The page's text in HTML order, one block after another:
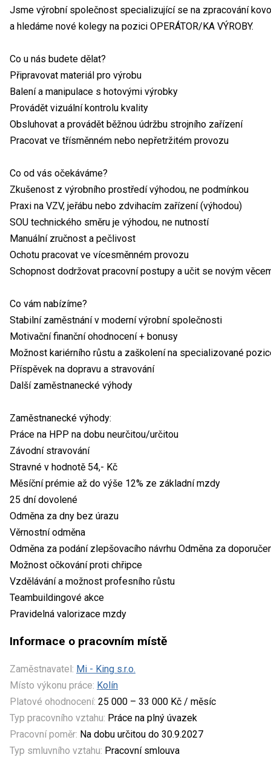
Jsme výrobní společnost specializující se na zpracování
a hledáme nové kolegy na pozici OPERÁTOR/KA VÝROBY.
Co u nás budete dělat?
Připravovat materiál pro výrobu
Balení a manipulace s hotovými výrobky
Provádět vizuální kontrolu kvality
Obsluhovat a provádět běžnou údržbu strojního zařízení
Pracovat ve třísměnném nebo nepřetržitém provozu
Co od vás očekáváme?
Zkušenost z výrobního prostředí výhodou, ne podmínkou
Praxi na VZV, jeřábu nebo zdvihacím zařízení (výhodou)
SOU technického směru je výhodou, ne nutností
Manuální zručnost a pečlivost
Ochotu pracovat ve vícesměnném provozu
Schopnost dodržovat pracovní postupy a učit se novým
Co vám nabízíme?
Stabilní zaměstnání v moderní výrobní společnosti
Motivační finanční ohodnocení + bonusy
Možnost kariérního růstu a zaškolení na specializované
Příspěvek na dopravu a stravování
Další zaměstnanecké výhody
Zaměstnanecké výhody:
Práce na HPP na dobu neurčitou/určitou
Závodní stravování
Stravné v hodnotě 54,- Kč
Měsíční prémie až do výše 12% ze základní mzdy
25 dní dovolené
Odměna za dny bez úrazu
Věrnostní odměna
Odměna za podání zlepšovacího návrhu Odměna za
Možnost očkování proti chřipce
Vzdělávání a možnost profesního růstu
Teambuildingové akce
Pravidelná valorizace mzdy
Informace o pracovním místě
Zaměstnavatel: Mi - King s.r.o.
Místo výkonu práce: Kolín
Platové ohodnocení: 25 000 – 33 000 Kč / měsíc
Typ pracovního vztahu: Práce na plný úvazek
Pracovní poměr: Na dobu určitou do 30.9.2027
Typ smluvního vztahu: Pracovní smlouva